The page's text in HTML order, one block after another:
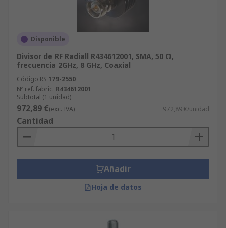
Disponible
Divisor de RF Radiall R434612001, SMA, 50 Ω,
frecuencia 2GHz, 8 GHz, Coaxial
Código RS 179-2550
Nº ref. fabric. R434612001
Subtotal (1 unidad)
972,89 €(exc. IVA) 972,89 €/unidad
Cantidad
Añadir
Hoja de datos